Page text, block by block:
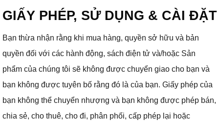
GIẤY PHÉP, SỬ DỤNG & CÀI ĐẶT
Bạn thừa nhận rằng khi mua hàng, quyền sở hữu và bản
quyền đối với các hành động, sách điện tử và/hoặc Sản
phẩm của chúng tôi sẽ không được chuyển giao cho bạn và
bạn không được tuyên bố rằng đó là của bạn. Giấy phép của
bạn không thể chuyển nhượng và bạn không được phép bán,
chia sẻ, cho thuê, cho đi, phân phối, cấp phép lại hoặc